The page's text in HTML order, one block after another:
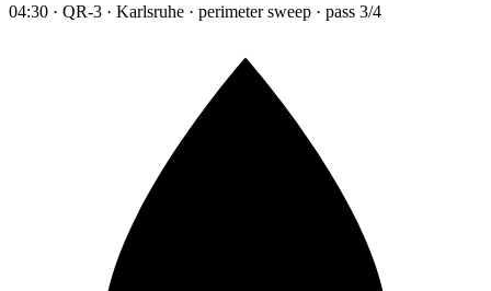
04:30 · QR-3 · Karlsruhe · perimeter sweep · pass 3/4